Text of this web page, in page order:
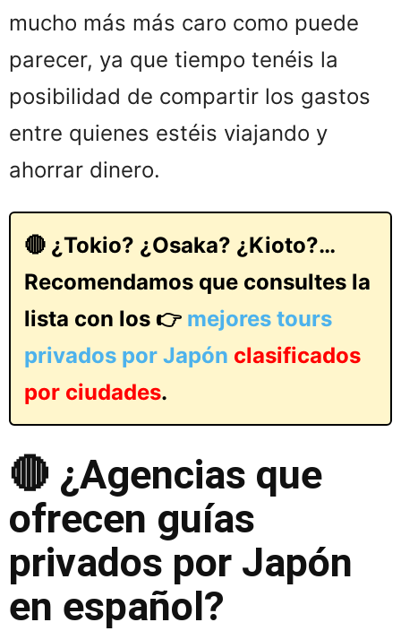
mucho más más caro como puede
parecer, ya que tiempo tenéis la
posibilidad de compartir los gastos
entre quienes estéis viajando y
ahorrar dinero.
🔴 ¿Tokio? ¿Osaka? ¿Kioto?…
Recomendamos que consultes la
lista con los 👉 mejores tours
privados por Japón clasificados
por ciudades.
🔴 ¿Agencias que
ofrecen guías
privados por Japón
en español?